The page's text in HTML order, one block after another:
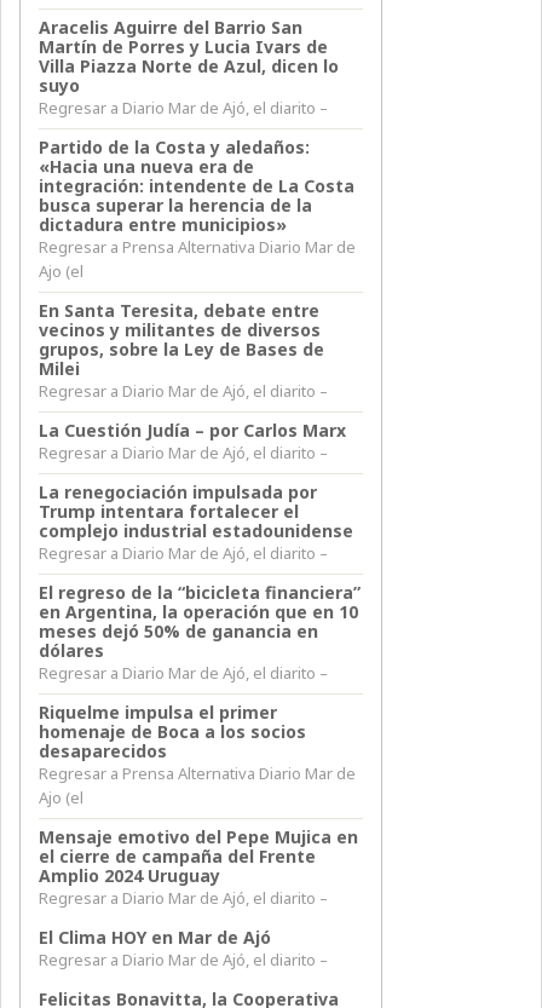
Aracelis Aguirre del Barrio San
Martín de Porres y Lucia Ivars de
Villa Piazza Norte de Azul, dicen lo
suyo
Regresar a Diario Mar de Ajó, el diarito –
Partido de la Costa y aledaños:
«Hacia una nueva era de
integración: intendente de La Costa
busca superar la herencia de la
dictadura entre municipios»
Regresar a Prensa Alternativa Diario Mar de
Ajo (el
En Santa Teresita, debate entre
vecinos y militantes de diversos
grupos, sobre la Ley de Bases de
Milei
Regresar a Diario Mar de Ajó, el diarito –
La Cuestión Judía – por Carlos Marx
Regresar a Diario Mar de Ajó, el diarito –
La renegociación impulsada por
Trump intentara fortalecer el
complejo industrial estadounidense
Regresar a Diario Mar de Ajó, el diarito –
El regreso de la “bicicleta financiera”
en Argentina, la operación que en 10
meses dejó 50% de ganancia en
dólares
Regresar a Diario Mar de Ajó, el diarito –
Riquelme impulsa el primer
homenaje de Boca a los socios
desaparecidos
Regresar a Prensa Alternativa Diario Mar de
Ajo (el
Mensaje emotivo del Pepe Mujica en
el cierre de campaña del Frente
Amplio 2024 Uruguay
Regresar a Diario Mar de Ajó, el diarito –
El Clima HOY en Mar de Ajó
Regresar a Diario Mar de Ajó, el diarito –
Felicitas Bonavitta, la Cooperativa